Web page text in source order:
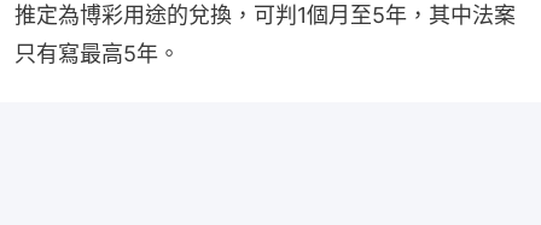
推定為博彩用途的兌換，可判1個月至5年，其中法案
只有寫最高5年。